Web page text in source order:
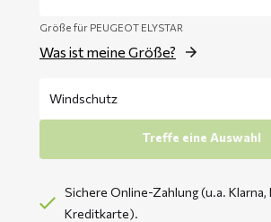
Größe für PEUGEOT ELYSTAR
Was ist meine Größe?
Treffe eine Auswahl
Sichere Online-Zahlung (u.a. Klarna,
Kreditkarte).